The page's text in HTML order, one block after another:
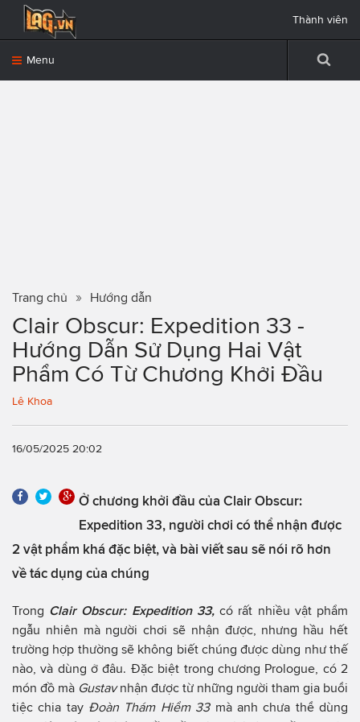
Menu
Thành viên
Trang chủ Hướng dẫn
Clair Obscur: Expedition 33 -
Hướng Dẫn Sử Dụng Hai Vật
Phẩm Có Từ Chương Khởi Đầu
Lê Khoa
16/05/2025 20:02
Ở chương khởi đầu của Clair Obscur:
Expedition 33, người chơi có thể nhận được
2 vật phẩm khá đặc biệt, và bài viết sau sẽ nói rõ hơn
về tác dụng của chúng
Trong Clair Obscur: Expedition 33,có rất nhiều vật phẩm
ngẫu nhiên mà người chơi sẽ nhận được, nhưng hầu hết
trường hợp thường sẽ không biết chúng được dùng như thế
nào, và dùng ở đâu. Đặc biệt trong chương Prologue, có 2
món đồ mà Gustavnhận được từ những người tham gia buổi
tiệc chia tay Đoàn Thám Hiểm 33mà anh chưa thể dùng